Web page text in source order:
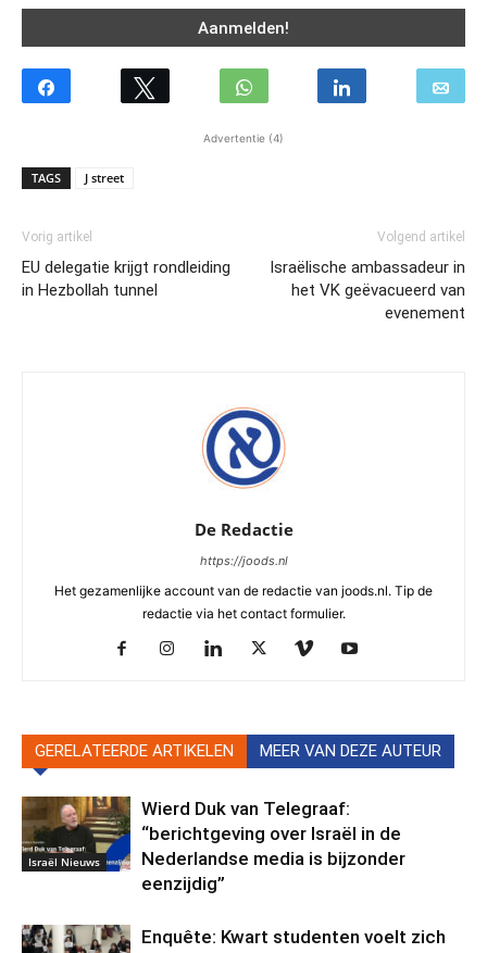
Advertentie (4)
TAGS J street
Vorig artikel
EU delegatie krijgt rondleiding
in Hezbollah tunnel
Volgend artikel
Israëlische ambassadeur in
het VK geëvacueerd van
evenement
De Redactie
https://joods.nl
Het gezamenlijke account van de redactie van joods.nl. Tip de
redactie via het contact formulier.
GERELATEERDE ARTIKELEN MEER VAN DEZE AUTEUR
Israël Nieuws
Wierd Duk van Telegraaf:
“berichtgeving over Israël in de
Nederlandse media is bijzonder
eenzijdig”
Enquête: Kwart studenten voelt zich